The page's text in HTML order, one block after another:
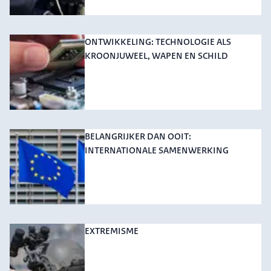
ONTWIKKELING: TECHNOLOGIE ALS
KROONJUWEEL, WAPEN EN SCHILD
BELANGRIJKER DAN OOIT:
INTERNATIONALE SAMENWERKING
EXTREMISME